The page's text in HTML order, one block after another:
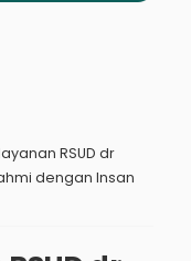
RSUD dr
dengan Insan